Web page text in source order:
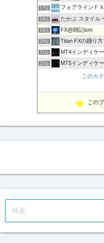
17位 フォアラインＦ
18位 たかぶ スタイル 〜
19位 FX@雑記ism
20位 Titan FXの踊り
21位 MT4インディケータ
22位 MT5インディケ
豪ドル好きな店
１万円からの海外
このカ
この